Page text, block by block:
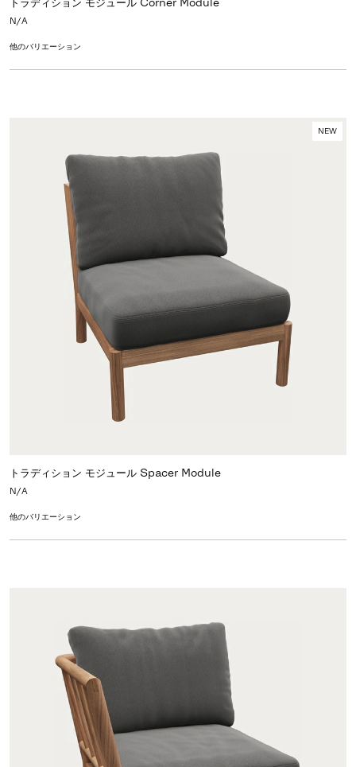
N/A
他のバリエーション
NEW
トラディション モジュール Spacer Module
N/A
他のバリエーション